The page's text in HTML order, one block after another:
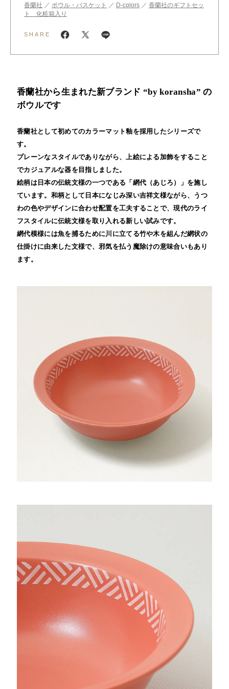
香蘭社 ／ ボウル・バスケット ／ D-colors ／ 香蘭社のギフトセッ
ト 化粧箱入り
SHARE
香蘭社から生まれた新ブランド “by koransha” の
ボウルです
香蘭社として初めてのカラーマット釉を採用したシリーズで
す。
プレーンなスタイルでありながら、上絵による加飾をすること
でカジュアルな器を目指しました。
絵柄は日本の伝統文様の一つである「網代（あじろ）」を施し
ています。和柄として日本になじみ深い吉祥文様ながら、うつ
わの色やデザインに合わせ配置を工夫することで、現代のライ
フスタイルに伝統文様を取り入れる新しい試みです。
網代模様には魚を捕るために川に立てる竹や木を組んだ網状の
仕掛けに由来した文様で、邪気を払う魔除けの意味合いもあり
ます。